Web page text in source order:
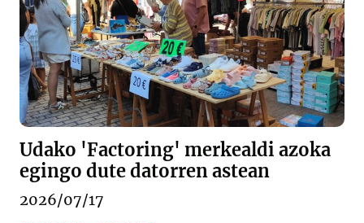
Udako 'Factoring' merkealdi azoka
egingo dute datorren astean
2026/07/17